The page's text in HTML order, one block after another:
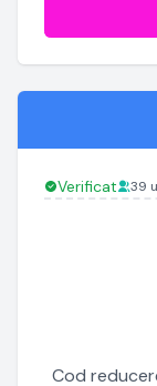
Verificat 39
Cod